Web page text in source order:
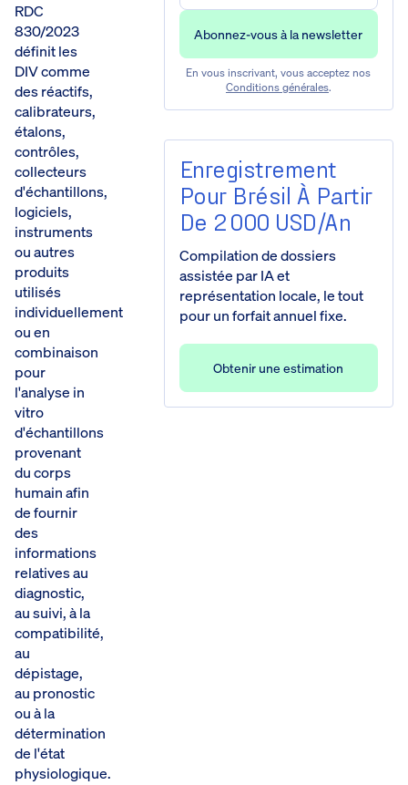
RDC
830/2023
définit les
DIV comme
des réactifs,
calibrateurs,
étalons,
contrôles,
collecteurs
d'échantillons,
logiciels,
instruments
ou autres
produits
utilisés
individuellement
ou en
combinaison
pour
l'analyse in
vitro
d'échantillons
provenant
du corps
humain afin
de fournir
des
informations
relatives au
diagnostic,
au suivi, à la
compatibilité,
au
dépistage,
au pronostic
ou à la
détermination
de l'état
physiologique.
En vous inscrivant, vous acceptez nos
Conditions générales.
Enregistrement
Pour Brésil À Partir
De 2 000 USD/an
Compilation de dossiers
assistée par IA et
représentation locale, le tout
pour un forfait annuel fixe.
Obtenir une estimation